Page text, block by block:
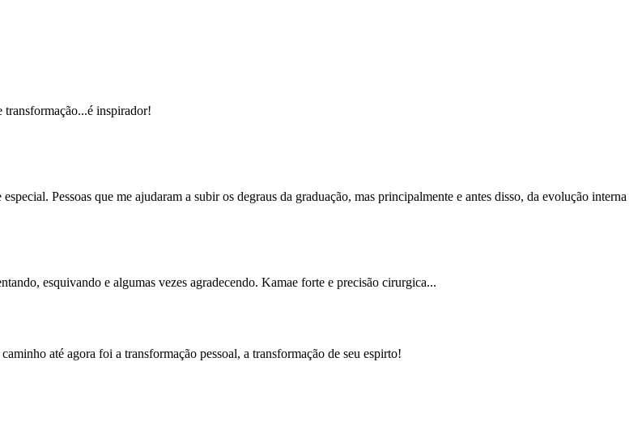
transformação...é inspirador!
Pessoas que me ajudaram a subir os degraus da graduação, mas principalmente e antes disso, da evolução interna
esquivando e algumas vezes agradecendo. Kamae forte e precisão cirurgica...
até agora foi a transformação pessoal, a transformação de seu espirto!